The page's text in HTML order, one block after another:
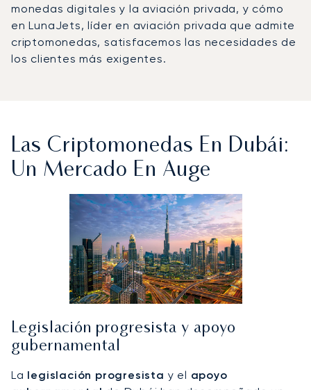
monedas digitales y la aviación privada, y cómo
en LunaJets, líder en aviación privada que admite
criptomonedas, satisfacemos las necesidades de
los clientes más exigentes.
Las Criptomonedas En Dubái:
Un Mercado En Auge
Legislación progresista y apoyo
gubernamental
La legislación progresista y el apoyo